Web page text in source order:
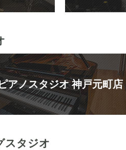
アノスタジオ 神戸元町店
スタジオ